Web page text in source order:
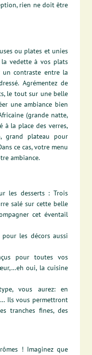
rien ne doit être
ou plates et unies
vedette à vos plats
un contraste entre la
Agrémentez de
le tout sur une belle
une ambiance bien
(grande natte,
à la place des verres,
grand plateau pour
ce cas, votre menu
ambiance.
les desserts : Trois
salé sur cette belle
cet éventail
pour les décors aussi
pour toutes vos
oui, la cuisine
vous aurez: en
Ils vous permettront
tranches fines, des
! Imaginez que